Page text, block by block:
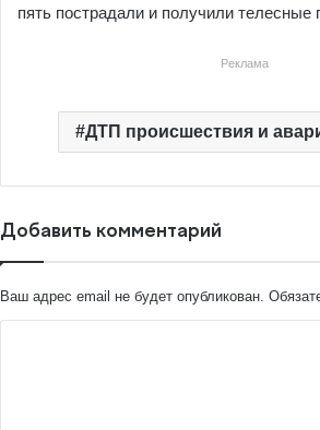
пять пострадали и получили телесные
Реклама
ДТП происшествия и
Добавить комментарий
Ваш адрес email не будет опубликован.